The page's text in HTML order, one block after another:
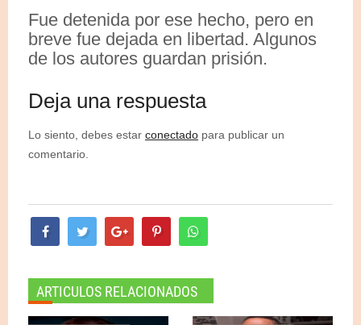
Fue detenida por ese hecho, pero en
breve fue dejada en libertad. Algunos
de los autores guardan prisión.
Deja una respuesta
Lo siento, debes estar conectado para publicar un
comentario.
ARTICULOS RELACIONADOS